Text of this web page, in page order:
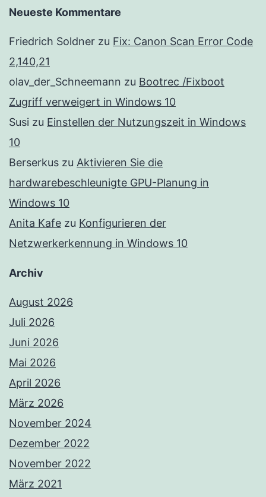
Neueste Kommentare
Friedrich Soldner zu Fix: Canon Scan Error Code
2,140,21
olav_der_Schneemann zu Bootrec /Fixboot
Zugriff verweigert in Windows 10
Susi zu Einstellen der Nutzungszeit in Windows
10
Berserkus zu Aktivieren Sie die
hardwarebeschleunigte GPU-Planung in
Windows 10
Anita Kafe zu Konfigurieren der
Netzwerkerkennung in Windows 10
Archiv
August 2026
Juli 2026
Juni 2026
Mai 2026
April 2026
März 2026
November 2024
Dezember 2022
November 2022
März 2021